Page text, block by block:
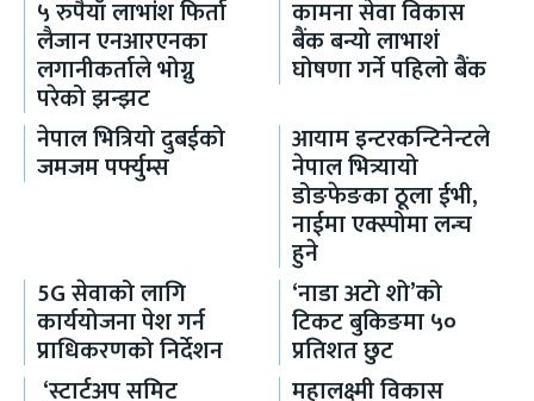
५ रुपैयाँ लाभांश फिर्ता
लैजान एनआरएनका
लगानीकर्ताले भोग्नु
परेको झन्झट
कामना सेवा विकास
बैंक बन्यो लाभाशं
घोषणा गर्ने पहिलो बैंक
नेपाल भित्रियो दुबईको
जमजम पर्फ्युम्स
आयाम इन्टरकन्टिनेन्टले
नेपाल भित्र्यायो
डोङफेङका ठूला ईभी,
नाईमा एक्स्पोमा लन्च
हुने
5G सेवाको लागि
कार्ययोजना पेश गर्न
प्राधिकरणको निर्देशन
‘नाडा अटो शो’को
टिकट बुकिङमा ५०
प्रतिशत छुट
‘स्टार्टअप समिट
महालक्ष्मी विकास